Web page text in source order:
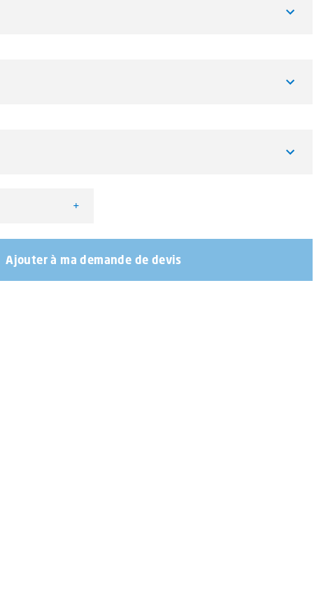
Orange avec ou sans sirène
+
Ajouter à ma demande de devis